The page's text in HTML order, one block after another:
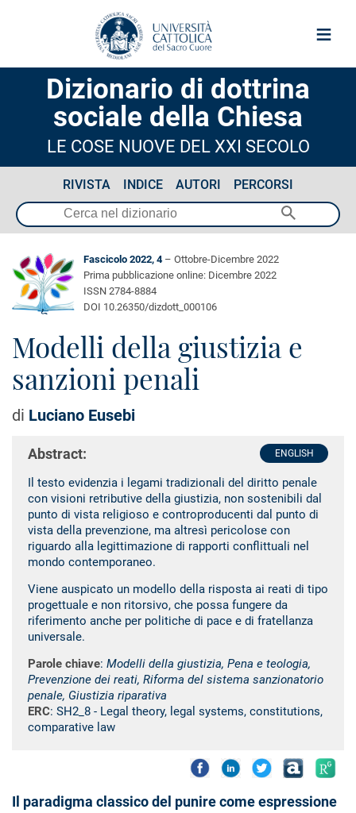
≡
Dizionario di dottrina
sociale della Chiesa
LE COSE NUOVE DEL XXI SECOLO
RIVISTA INDICE AUTORI PERCORSI
Fascicolo 2022, 4– Ottobre-Dicembre 2022
Prima pubblicazione online: Dicembre 2022
ISSN 2784-8884
DOI 10.26350/dizdott_000106
Modelli della giustizia e
sanzioni penali
di Luciano Eusebi
Abstract: ENGLISH
Il testo evidenzia i legami tradizionali del diritto penale
con visioni retributive della giustizia, non sostenibili dal
punto di vista religioso e controproducenti dal punto di
vista della prevenzione, ma altresì pericolose con
riguardo alla legittimazione di rapporti conflittuali nel
mondo contemporaneo.
Viene auspicato un modello della risposta ai reati di tipo
progettuale e non ritorsivo, che possa fungere da
riferimento anche per politiche di pace e di fratellanza
universale.
Parole chiave: Modelli della giustizia, Pena e teologia,
Prevenzione dei reati, Riforma del sistema sanzionatorio
penale, Giustizia riparativa
ERC: SH2_8 - Legal theory, legal systems, constitutions,
comparative law
Il paradigma classico del punire come espressione